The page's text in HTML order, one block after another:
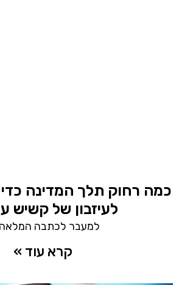
כמה רחוק תלך המדינה כדי
לעיזבון של קשיש
למעבר לכתבה
קרא עוד »